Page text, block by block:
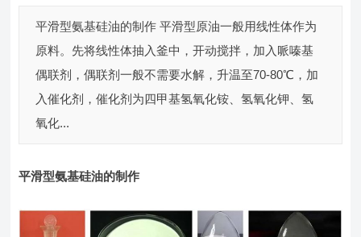
平滑型氨基硅油的制作 平滑型原油一般用线性体作为
原料。先将线性体抽入釜中，开动搅拌，加入哌嗪基
偶联剂，偶联剂一般不需要水解，升温至70-80℃，加
入催化剂，催化剂为四甲基氢氧化铵、氢氧化钾、氢
氧化...
平滑型氨基硅油的制作